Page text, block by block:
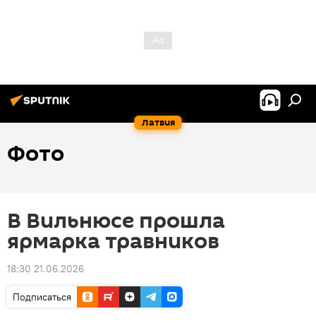
Латвия
Фото
В Вильнюсе прошла
ярмарка травников
18:30 21.06.2026
Подписаться